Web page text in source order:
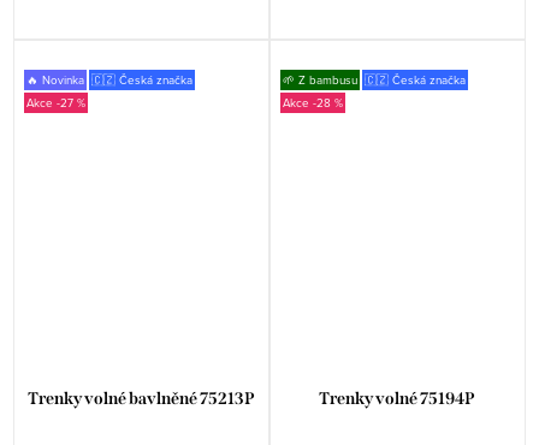
🔥 Novinka 🇨🇿 Česká značka
-27 %
Trenky volné bavlněné 75213P
🌱 Z bambusu 🇨🇿 Česká značka
-28 %
Trenky volné 75194P